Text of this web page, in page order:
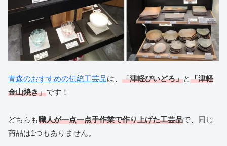
青森のおすすめの伝統工芸品は、 「津軽びいどろ」と「津軽
金山焼き」です！
どちらも職人が一点一点手作業で作り上げた工芸品で、同じ
商品は1つもありません。